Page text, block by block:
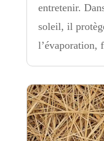
entretenir.
soleil, il
l’évaporation,